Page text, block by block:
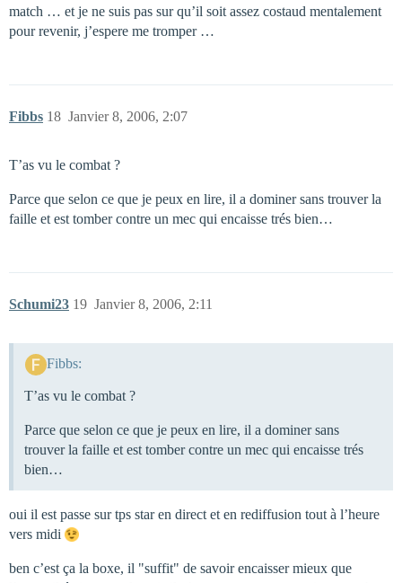
match … et je ne suis pas sur qu’il soit assez costaud mentalement
pour revenir, j’espere me tromper …
Fibbs Janvier 8, 2006, 2:07
18
T’as vu le combat ?
Parce que selon ce que je peux en lire, il a dominer sans trouver la
faille et est tomber contre un mec qui encaisse trés bien…
Schumi23 Janvier 8, 2006, 2:11
19
Fibbs:
T’as vu le combat ?
Parce que selon ce que je peux en lire, il a dominer sans
trouver la faille et est tomber contre un mec qui encaisse trés
bien…
oui il est passe sur tps star en direct et en rediffusion tout à l’heure
vers midi
ben c’est ça la boxe, il "suffit" de savoir encaisser mieux que